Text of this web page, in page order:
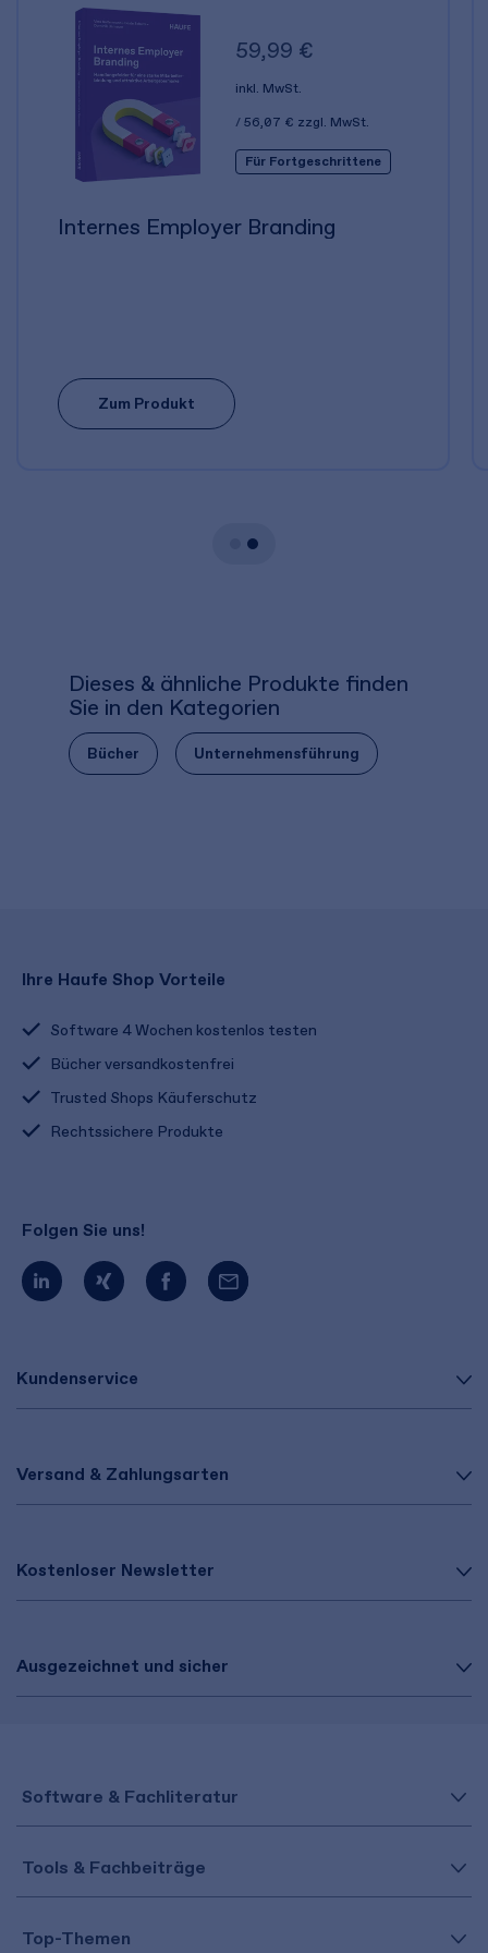
59,99 €
inkl. MwSt.
56,07 € zzgl. MwSt.
Für Fortgeschrittene
Internes Employer Branding
Zum Produkt
Dieses & ähnliche Produkte finden
Sie in den Kategorien
Bücher Unternehmensführung
Kundenservice
Versand & Zahlungsarten
Kostenloser Newsletter
Ausgezeichnet und sicher
Ihre Haufe Shop Vorteile
Software 4 Wochen kostenlos testen
Bücher versandkostenfrei
Trusted Shops Käuferschutz
Rechtssichere Produkte
Folgen Sie uns!
Software & Fachliteratur
Tools & Fachbeiträge
Top-Themen